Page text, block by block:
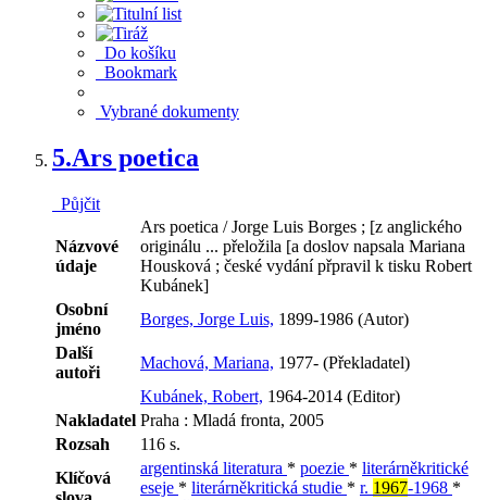
Do košíku
Bookmark
Vybrané dokumenty
5.Ars poetica
Půjčit
Názvové
údaje
Ars poetica / Jorge Luis Borges ; [z anglického
originálu ... přeložila [a doslov napsala Mariana
Housková ; české vydání přpravil k tisku Robert
Kubánek]
Osobní
jméno
Borges, Jorge Luis, 1899-1986 (Autor)
Další
autoři
Machová, Mariana, 1977- (Překladatel)
Kubánek, Robert, 1964-2014 (Editor)
Nakladatel Praha : Mladá fronta, 2005
Rozsah
116 s.
Klíčová
argentinská literatura * poezie * literárněkritické
eseje * literárněkritická studie * r. 1967-1968 *